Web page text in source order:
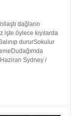
dağların
işte öylece kıyılarda
dururSokulur
Sydney /